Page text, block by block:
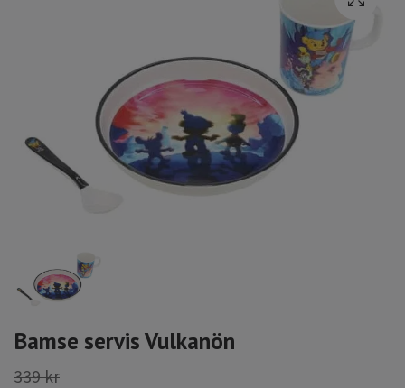
Bamse servis Vulkanön
339 kr